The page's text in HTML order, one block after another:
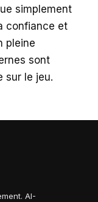
simplement
confiance et
pleine
sont
sur le jeu.
AI-